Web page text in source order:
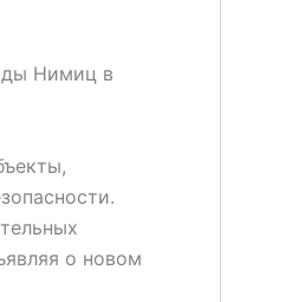
Нимиц в
о новом